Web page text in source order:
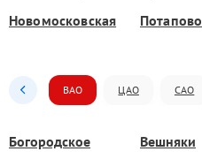
Новомосковская
Потапово
ВАО ЦАО САО
Богородское Вешняки